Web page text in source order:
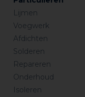
Lijmen
Voegwerk
Afdichten
Solderen
Repareren
Onderhoud
Isoleren